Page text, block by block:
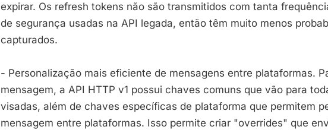
expirar. Os refresh tokens não são transmitidos com tanta
de segurança usadas na API legada, então têm muito menos
capturados.
- Personalização mais eficiente de mensagens entre plataformas.
mensagem, a API HTTP v1 possui chaves comuns que vão para
visadas, além de chaves específicas de plataforma que permitem
mensagem entre plataformas. Isso permite criar "overrides" que